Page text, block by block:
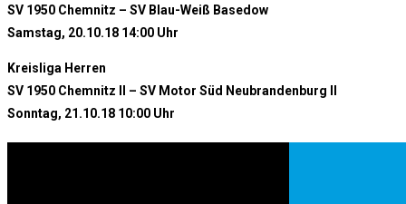
SV 1950 Chemnitz – SV Blau-Weiß Basedow
Samstag, 20.10.18 14:00 Uhr
Kreisliga Herren
SV 1950 Chemnitz II – SV Motor Süd Neubrandenburg II
Sonntag, 21.10.18 10:00 Uhr